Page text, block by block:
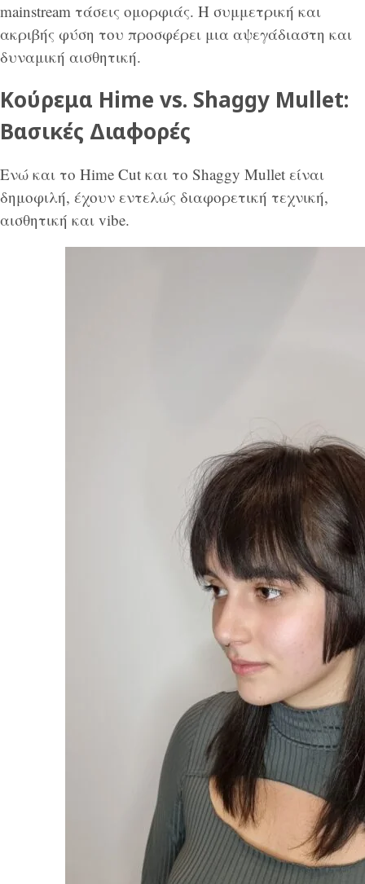
mainstream τάσεις ομορφιάς. Η συμμετρική και
ακριβής φύση του προσφέρει μια αψεγάδιαστη και
δυναμική αισθητική.
Κούρεμα Hime vs. Shaggy Mullet:
Βασικές Διαφορές
Ενώ και το Hime Cut και το Shaggy Mullet είναι
δημοφιλή, έχουν εντελώς διαφορετική τεχνική,
αισθητική και vibe.